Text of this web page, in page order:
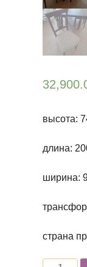
высота:
длина:
ширина:
страна